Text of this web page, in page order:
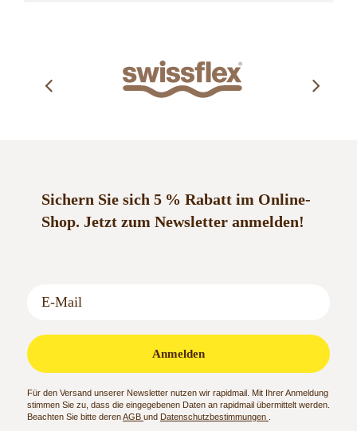
Sichern Sie sich 5 % Rabatt im Online-
Shop. Jetzt zum Newsletter anmelden!
Anmelden
Für den Versand unserer Newsletter nutzen wir rapidmail. Mit Ihrer Anmeldung
stimmen Sie zu, dass die eingegebenen Daten an rapidmail übermittelt werden.
Beachten Sie bitte derenAGB und Datenschutzbestimmungen